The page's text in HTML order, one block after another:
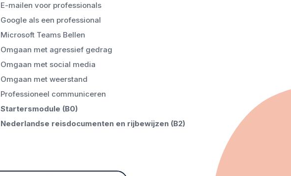
E-mailen voor professionals
Google als een professional
Microsoft Teams Bellen
Omgaan met agressief gedrag
Omgaan met social media
Omgaan met weerstand
Professioneel communiceren
Startersmodule (B0)
Nederlandse reisdocumenten en rijbewijzen (B2)